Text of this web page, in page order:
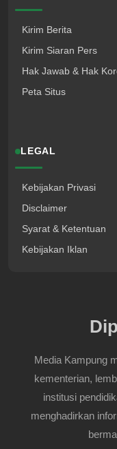
Kirim Berita
Kirim Siaran Pers
Hak Jawab & Hak
Peta Situs
LEGAL
Kebijakan Privasi
Disclaimer
Syarat & Ketentuan
Kebijakan Iklan
Media Kampung
kementerian,
institusi
menghadirkan